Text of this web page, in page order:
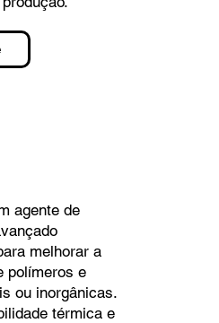
agente de
melhorar a
polímeros e
ou inorgânicas.
térmica e